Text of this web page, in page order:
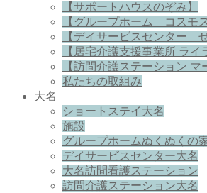
【サポートハウスのぞみ】
【グループホーム コスモス
【デイサービスセンター
【居宅介護支援事業所 ライ
【訪問介護ステーション マ
私たちの取組み
大名
ショートステイ大名
施設
グループホームぬくぬくの
デイサービスセンター大名
大名訪問看護ステーション
訪問介護ステーション大名